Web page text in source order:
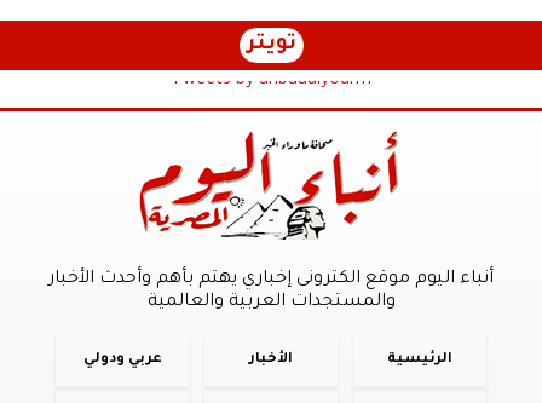
تويتر
Tweets by anbaaalyoum1
أنباء اليوم موقع الكترونى إخباري يهتم بأهم وأحدث الأخبار
والمستجدات العربية والعالمية
الرئيسية الأخبار عربي ودولي